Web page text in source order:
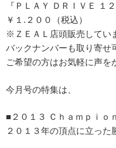
『ＰＬＡＹ ＤＲＩＶＥ １２
￥１.２００（税込）
※ＺＥＡＬ店頭販売してい
バックナンバーも取り寄せ
ご希望の方はお気軽に声を
今月号の特集は、
■２０１３ Ｃｈａｍｐｉｏ
２０１３年の頂点に立った